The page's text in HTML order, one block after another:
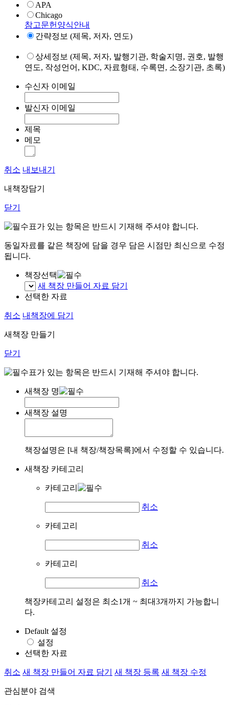
APA
Chicago
참고문헌양식안내
간략정보 (제목, 저자, 연도)
상세정보 (제목, 저자, 발행기관, 학술지명, 권호, 발행
연도, 작성언어, KDC, 자료형태, 수록면, 소장기관, 초록)
수신자 이메일
발신자 이메일
제목
메모
취소 내보내기
내책장담기
닫기
표가 있는 항목은 반드시 기재해 주셔야 합니다.
동일자료를 같은 책장에 담을 경우 담은 시점만 최신으로 수정
됩니다.
책장선택
새 책장 만들어 자료 담기
선택한 자료
취소 내책장에 담기
새책장 만들기
닫기
표가 있는 항목은 반드시 기재해 주셔야 합니다.
새책장 명
새책장 설명
책장설명은 [내 책장/책장목록]에서 수정할 수 있습니다.
새책장 카테고리
카테고리
취소
카테고리
취소
카테고리
취소
책장카테고리 설정은 최소1개 ~ 최대3개까지 가능합니
다.
Default 설정
설정
선택한 자료
취소 새 책장 만들어 자료 담기 새 책장 등록 새 책장 수정
관심분야 검색